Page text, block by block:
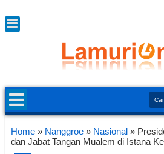
Home » Nanggroe » Nasional »
dan Jabat Tangan Mualem di Istana